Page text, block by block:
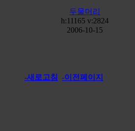
두물머리
h:11165 v:2824
2006-10-15
-새로고침 -이전페이지